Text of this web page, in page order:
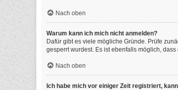
Nach oben
Warum kann ich mich nicht anmelden?
Dafür gibt es viele mögliche Gründe. Prüfe
gesperrt wurdest. Es ist ebenfalls möglich,
Nach oben
Ich habe mich vor einiger Zeit registriert,